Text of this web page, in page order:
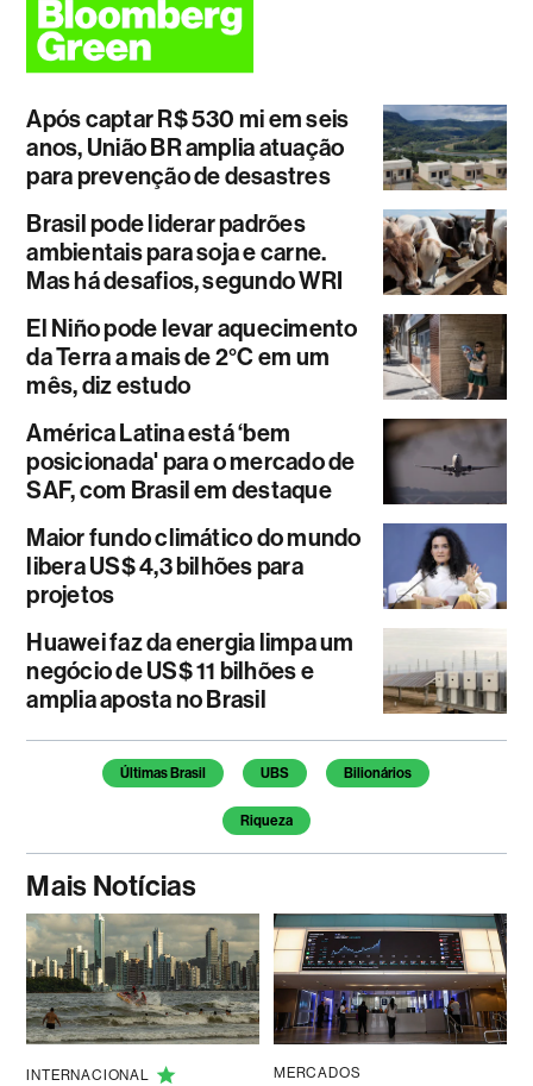
Após captar R$ 530 mi em seis
anos, União BR amplia atuação
para prevenção de desastres
Brasil pode liderar padrões
ambientais para soja e carne.
Mas há desafios, segundo WRI
El Niño pode levar aquecimento
da Terra a mais de 2°C em um
mês, diz estudo
América Latina está ‘bem
posicionada' para o mercado de
SAF, com Brasil em destaque
Maior fundo climático do mundo
libera US$ 4,3 bilhões para
projetos
Huawei faz da energia limpa um
negócio de US$ 11 bilhões e
amplia aposta no Brasil
Temas deste artigo
Últimas Brasil UBS Bilionários
Riqueza
Mais Notícias
INTERNACIONAL MERCADOS